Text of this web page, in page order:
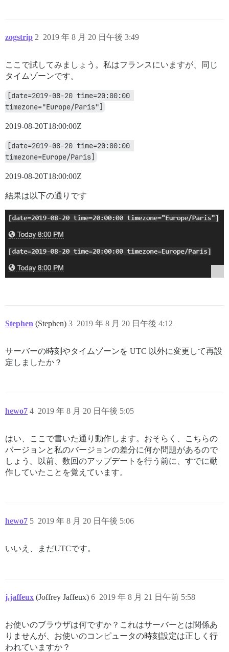
zogstrip 2019 年 8 月 20 日午後 3:49
2
ここで試してみましょう。私はフランスにいますが、同じ
タイムゾーンです。
[date=2019-08-20 time=20:00:00
timezone="Europe/Paris"]
2019-08-20T18:00:00Z
[date=2019-08-20 time=20:00:00
timezone=Europe/Paris]
2019-08-20T18:00:00Z
結果は以下の通りです
Stephen (Stephen) 2019 年 8 月 20 日午後 4:12
3
サーバーの時刻やタイムゾーンを UTC 以外に変更して再設
定しましたか？
hewo7 2019 年 8 月 20 日午後 5:05
4
はい、ここで書いた通り動作します。おそらく、こちらの
バージョンと私のバージョンの差分に何か問題があるので
しょう。以前、数回のアップデートを行う前に、すでに動
作していたことを覚えています。
hewo7 2019 年 8 月 20 日午後 5:06
5
いいえ、まだUTCです。
j.jaffeux (Joffrey Jaffeux) 2019 年 8 月 21 日午前 5:58
6
お使いのブラウザは何ですか？これはサーバーとは関係あ
りませんが、お使いのコンピュータの時刻設定は正しく行
われていますか？